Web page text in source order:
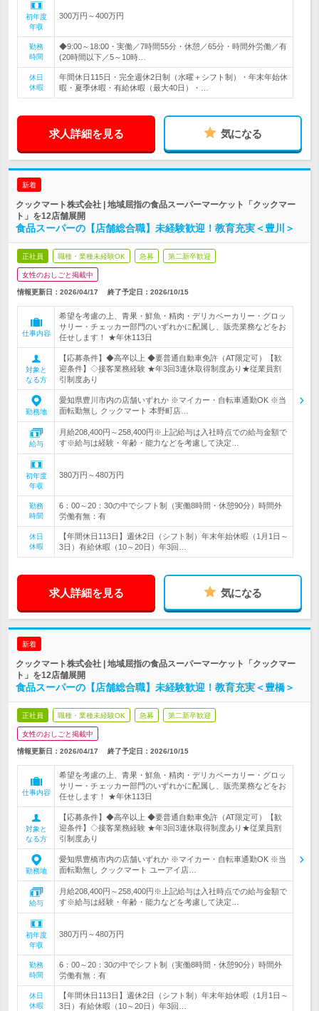
初年度
年収
300万円～400万円
勤務
時間
◆9:00～18:00・実働／7時間55分・休憩／65分・時間外労働／有
(20時間以下／5～10時…
休日
休暇
年間休日115日・完全週休2日制（水曜＋シフト制）・年末年始休
暇・夏季休暇・有給休暇（最大40日）・…
求人詳細を見る 気になる
新着
クックマート株式会社 | 地域屈指の食品スーパーマーケット「クックマー
ト」を12店舗展開
食品スーパーの【店舗総合職】未経験歓迎！教育充実＜豊川＞
正社員 職種・業種未経験OK 急募 第二新卒歓迎
女性のおしごと掲載中
情報更新日：2026/04/17 終了予定日： 2026/10/15
仕事内容
希望を考慮の上、青果・鮮魚・精肉・デリカベーカリー・グロッ
サリー・チェッカー部門のいずれかに配属し、販売業務などをお
任せします！ ★年休113日
対象と
なる方
【応募条件】◆高卒以上 ◆要普通自動車免許（AT限定可）【歓
迎条件】◇接客業務経験 ★年3回3連休取得制度あり★従業員割
引制度あり
勤務地
愛知県豊川市内の店舗いずれか ※マイカー・自転車通勤OK ※当
面転勤無し クックマート 本野町店…
給与
月給208,400円～258,400円※上記給与は入社時点での給与金額で
す※給与は経験・年齢・能力などを考慮して決定…
初年度
年収
380万円～480万円
勤務
時間
6：00～20：30の中でシフト制（実働8時間・休憩90分）時間外
労働有無：有
休日
休暇
【年間休日113日】週休2日（シフト制）年末年始休暇（1月1日～
3日）有給休暇（10～20日）年3回…
求人詳細を見る 気になる
新着
クックマート株式会社 | 地域屈指の食品スーパーマーケット「クックマー
ト」を12店舗展開
食品スーパーの【店舗総合職】未経験歓迎！教育充実＜豊橋＞
正社員 職種・業種未経験OK 急募 第二新卒歓迎
女性のおしごと掲載中
情報更新日：2026/04/17 終了予定日： 2026/10/15
仕事内容
希望を考慮の上、青果・鮮魚・精肉・デリカベーカリー・グロッ
サリー・チェッカー部門のいずれかに配属し、販売業務などをお
任せします！ ★年休113日
対象と
なる方
【応募条件】◆高卒以上 ◆要普通自動車免許（AT限定可）【歓
迎条件】◇接客業務経験 ★年3回3連休取得制度あり★従業員割
引制度あり
勤務地
愛知県豊橋市内の店舗いずれか ※マイカー・自転車通勤OK ※当
面転勤無し クックマート ユーアイ店…
給与
月給208,400円～258,400円※上記給与は入社時点での給与金額で
す※給与は経験・年齢・能力などを考慮して決定…
初年度
年収
380万円～480万円
勤務
時間
6：00～20：30の中でシフト制（実働8時間・休憩90分）時間外
労働有無：有
休日
休暇
【年間休日113日】週休2日（シフト制）年末年始休暇（1月1日～
3日）有給休暇（10～20日）年3回…